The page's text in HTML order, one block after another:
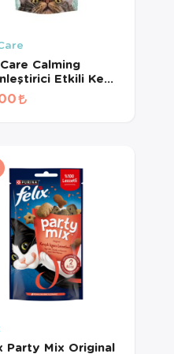
Calming
Etkili Kedi
50gr
Party Mix Original